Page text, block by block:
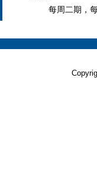
每周二期，每